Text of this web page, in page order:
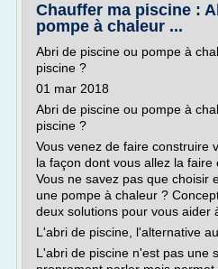
Chauffer ma piscine :
pompe à chaleur ...
Abri de piscine ou pompe à
piscine ?
01 mar 2018
Abri de piscine ou pompe à
piscine ?
Vous venez de faire construire
la façon dont vous allez la faire
Vous ne savez pas que choisir
une pompe à chaleur ?
deux solutions pour vous aider
L'abri de piscine, l'alternative
L'abri de piscine n'est pas une